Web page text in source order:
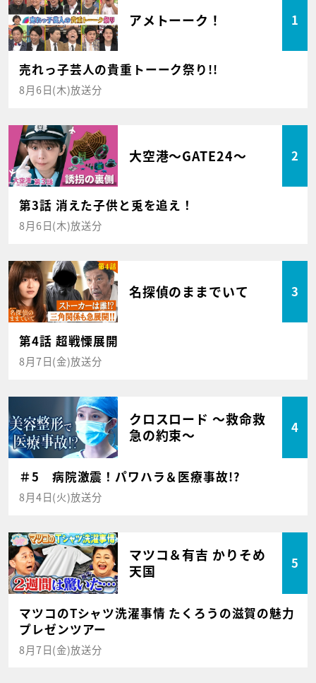
アメトーーク！ 1
売れっ子芸人の貴重トーーク祭り!!
8月6日(木)放送分
大空港～GATE24～ 2
第3話 消えた子供と兎を追え！
8月6日(木)放送分
名探偵のままでいて 3
第4話 超戦慄展開
8月7日(金)放送分
クロスロード ～救命救
急の約束～
4
＃5 病院激震！パワハラ＆医療事故!?
8月4日(火)放送分
マツコ＆有吉 かりそめ
天国
5
マツコのTシャツ洗濯事情 たくろうの滋賀の魅力
プレゼンツアー
8月7日(金)放送分